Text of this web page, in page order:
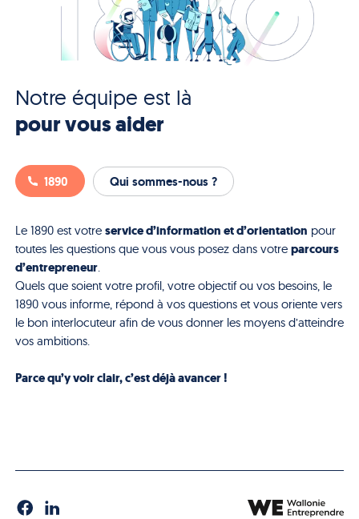
Notre équipe est là
pour vous aider
1890 Qui sommes-nous ?
Le 1890 est votre service d’information et d’orientation pour
toutes les questions que vous vous posez dans votre parcours
d’entrepreneur.
Quels que soient votre profil, votre objectif ou vos besoins, le
1890 vous informe, répond à vos questions et vous oriente vers
le bon interlocuteur afin de vous donner les moyens d’atteindre
vos ambitions.
Parce qu’y voir clair, c’est déjà avancer !